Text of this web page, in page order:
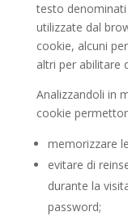
testo denominati
utilizzate dal
cookie, alcuni
altri per abilitare
Analizzandoli in
cookie
memorizzare
evitare di
durante la
password;